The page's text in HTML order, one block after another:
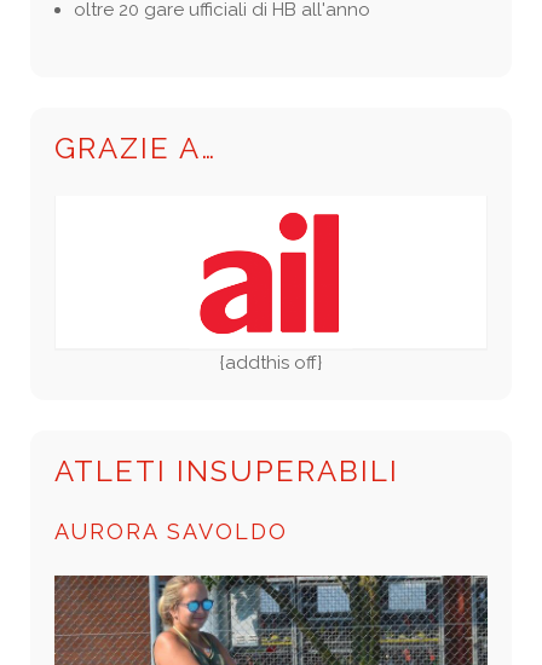
oltre 20 gare ufficiali di HB all'anno
GRAZIE A…
{addthis off}
ATLETI INSUPERABILI
AURORA SAVOLDO